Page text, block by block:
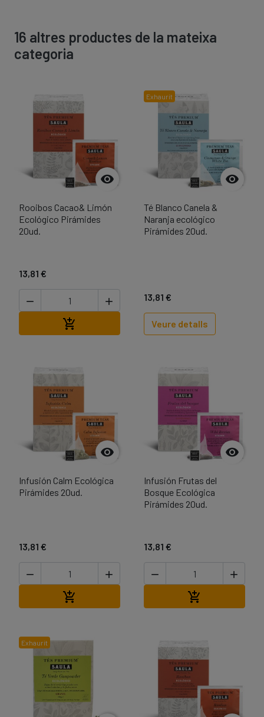
16 altres productes de la mateixa
categoria

Rooibos Cacao& Limón
Ecológico Pirámides
20ud.
13,81 €
 
 Afegir a la cistella
Exhaurit

Té Blanco Canela &
Naranja ecológico
Pirámides 20ud.
13,81 €
Veure detalls

Infusión Calm Ecológica
Pirámides 20ud.
13,81 €
 


Infusión Frutas del
Bosque Ecológica
Pirámides 20ud.
13,81 €
 

Exhaurit